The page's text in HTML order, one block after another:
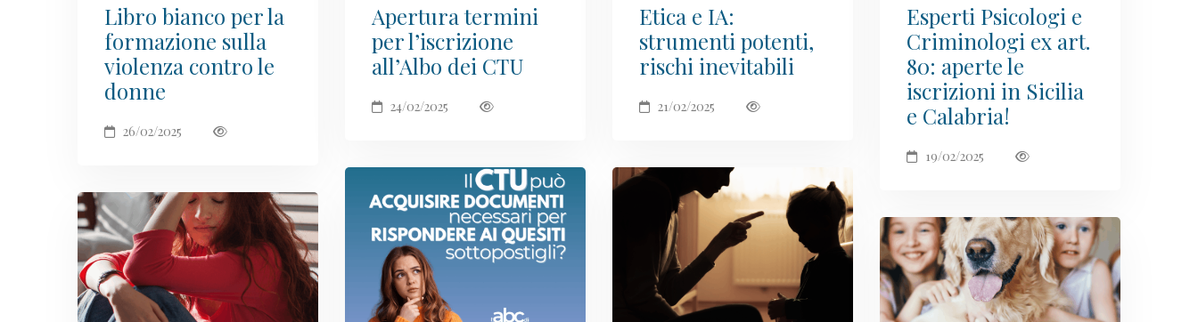
Libro bianco per la
formazione sulla
violenza contro le
donne
26/02/2025
Apertura termini
per l’iscrizione
all’Albo dei CTU
24/02/2025
Etica e IA:
strumenti potenti,
rischi inevitabili
21/02/2025
Esperti Psicologi e
Criminologi ex art.
80: aperte le
iscrizioni in Sicilia
e Calabria!
19/02/2025